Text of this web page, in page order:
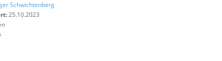
Schwichtenberg
25.10.2023